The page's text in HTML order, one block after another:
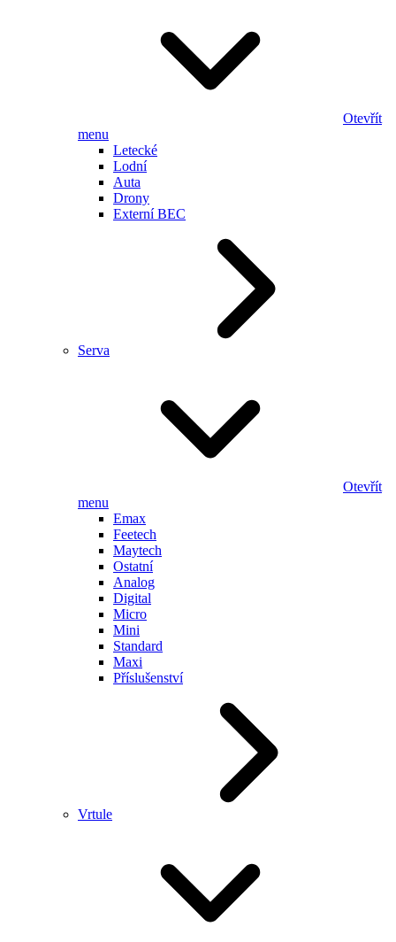
Otevřít
menu
Letecké
Lodní
Auta
Drony
Externí BEC
Serva
Otevřít
menu
Emax
Feetech
Maytech
Ostatní
Analog
Digital
Micro
Mini
Standard
Maxi
Příslušenství
Vrtule